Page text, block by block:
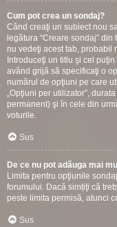
Cum pot crea un sondaj?
Când creaţi un subiect nou
legătura “Creare sondaj”
nu vedeţi acest tab, probabil
Introduceţi un titlu şi cel
având grijă să specificaţi o
numărul de opţiuni pe care
„Opţiuni per utilizator”,
permanent) şi în cele din
voturile.
Sus
De ce nu pot adăuga mai
Limita pentru opţiunile
forumului. Dacă simțiţi că
peste limita permisă, atunci
Sus